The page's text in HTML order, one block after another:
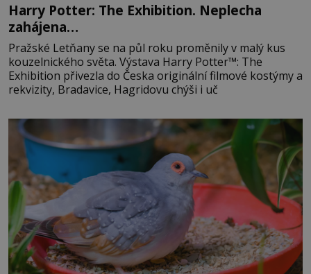
Harry Potter: The Exhibition. Neplecha
zahájena…
Pražské Letňany se na půl roku proměnily v malý kus
kouzelnického světa. Výstava Harry Potter™: The
Exhibition přivezla do Česka originální filmové kostýmy a
rekvizity, Bradavice, Hagridovu chýši i uč